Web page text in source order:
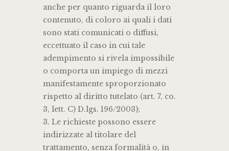
anche per quanto riguarda il loro
contenuto, di coloro ai quali i dati
sono stati comunicati o diffusi,
eccettuato il caso in cui tale
adempimento si rivela impossibile
o comporta un impiego di mezzi
manifestamente sproporzionato
rispetto al diritto tutelato (art. 7, co.
3, lett. C) D.lgs. 196/2003);
3. Le richieste possono essere
indirizzate al titolare del
trattamento, senza formalità o, in